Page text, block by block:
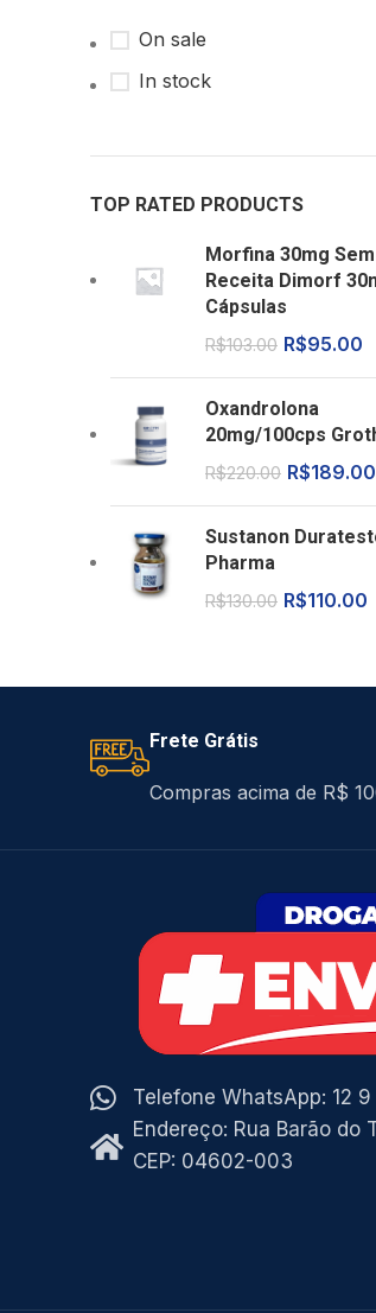
On sale
In stock
TOP RATED PRODUCTS
Morfina 30mg Sem
Receita Dimorf
Cápsulas
R$103.00 R$95.00
Oxandrolona
20mg/100cps
R$220.00 R$189.00
Sustanon
Pharma
R$130.00 R$110.00
Frete Grátis
Compras acima de R$
Telefone WhatsApp: 12
Endereço: Rua Barão do
CEP: 04602-003